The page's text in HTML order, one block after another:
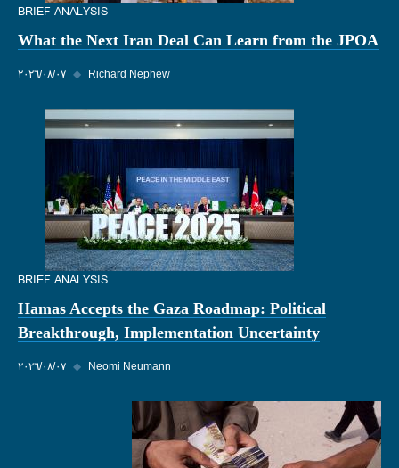
BRIEF ANALYSIS
What the Next Iran Deal Can Learn from the JPOA
٠٧‏/٠٨‏/٢٠٢٦ ◆ Richard Nephew
BRIEF ANALYSIS
Hamas Accepts the Gaza Roadmap: Political
Breakthrough, Implementation Uncertainty
٠٧‏/٠٨‏/٢٠٢٦ ◆ Neomi Neumann